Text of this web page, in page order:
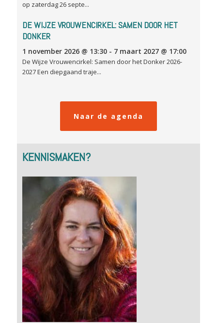
op zaterdag 26 septe...
DE WIJZE VROUWENCIRKEL: SAMEN DOOR HET
DONKER
1 november 2026 @ 13:30 - 7 maart 2027 @ 17:00
De Wijze Vrouwencirkel: Samen door het Donker 2026-
2027 Een diepgaand traje...
Naar de agenda
KENNISMAKEN?